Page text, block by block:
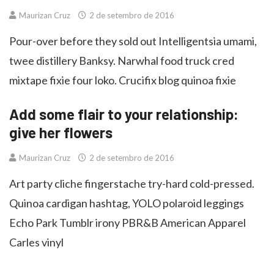
Maurizan Cruz 2 de setembro de 2016
Pour-over before they sold out Intelligentsia umami,
twee distillery Banksy. Narwhal food truck cred
mixtape fixie four loko. Crucifix blog quinoa fixie
Add some flair to your relationship:
give her flowers
Maurizan Cruz 2 de setembro de 2016
Art party cliche fingerstache try-hard cold-pressed.
Quinoa cardigan hashtag, YOLO polaroid leggings
Echo Park Tumblr irony PBR&B American Apparel
Carles vinyl